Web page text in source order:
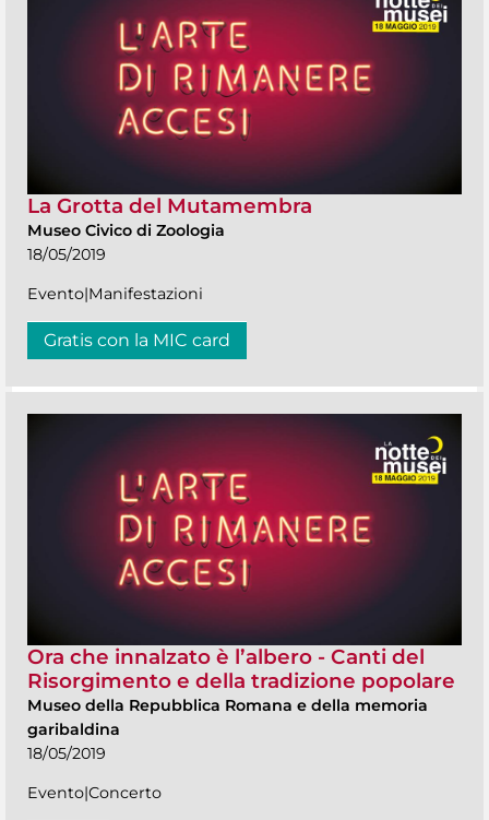
La Grotta del Mutamembra
Museo Civico di Zoologia
18/05/2019
Evento|Manifestazioni
Gratis con la MIC card
Ora che innalzato è l’albero - Canti del
Risorgimento e della tradizione popolare
Museo della Repubblica Romana e della memoria
garibaldina
18/05/2019
Evento|Concerto